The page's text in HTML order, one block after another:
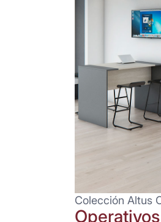
Colección Altus
Operativos